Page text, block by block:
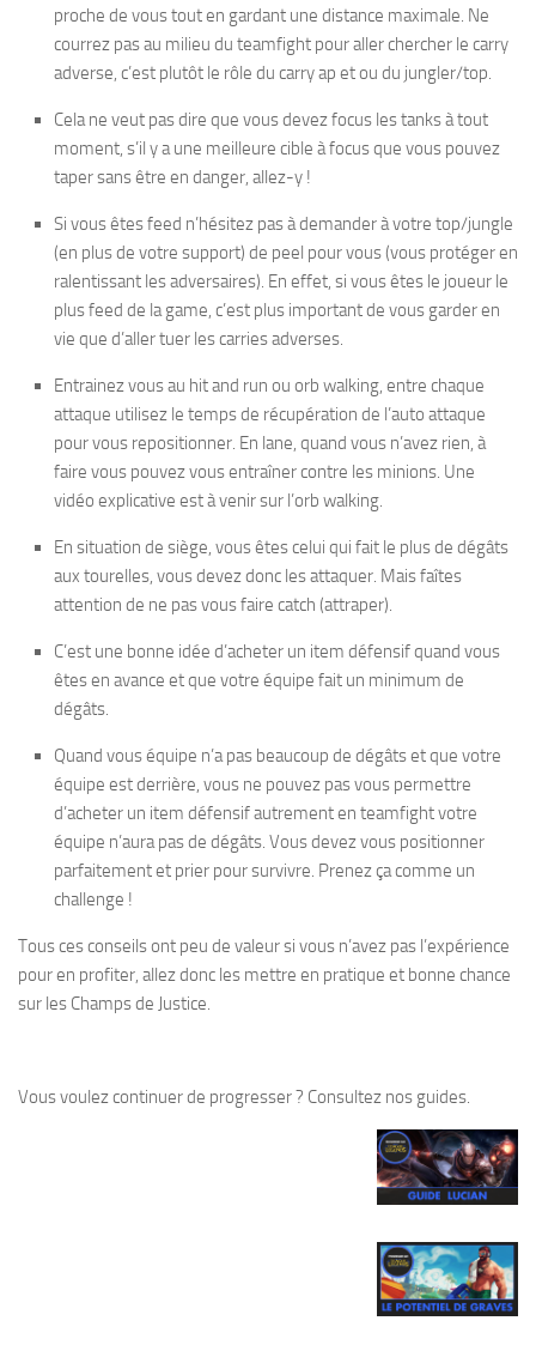
proche de vous tout en gardant une distance maximale. Ne
courrez pas au milieu du teamfight pour aller chercher le carry
adverse, c’est plutôt le rôle du carry ap et ou du jungler/top.
Cela ne veut pas dire que vous devez focus les tanks à tout
moment, s’il y a une meilleure cible à focus que vous pouvez
taper sans être en danger, allez-y !
Si vous êtes feed n’hésitez pas à demander à votre top/jungle
(en plus de votre support) de peel pour vous (vous protéger en
ralentissant les adversaires). En effet, si vous êtes le joueur le
plus feed de la game, c’est plus important de vous garder en
vie que d’aller tuer les carries adverses.
Entrainez vous au hit and run ou orb walking, entre chaque
attaque utilisez le temps de récupération de l’auto attaque
pour vous repositionner. En lane, quand vous n’avez rien, à
faire vous pouvez vous entraîner contre les minions. Une
vidéo explicative est à venir sur l’orb walking.
En situation de siège, vous êtes celui qui fait le plus de dégâts
aux tourelles, vous devez donc les attaquer. Mais faîtes
attention de ne pas vous faire catch (attraper).
C’est une bonne idée d’acheter un item défensif quand vous
êtes en avance et que votre équipe fait un minimum de
dégâts.
Quand vous équipe n’a pas beaucoup de dégâts et que votre
équipe est derrière, vous ne pouvez pas vous permettre
d’acheter un item défensif autrement en teamfight votre
équipe n’aura pas de dégâts. Vous devez vous positionner
parfaitement et prier pour survivre. Prenez ça comme un
challenge !
Tous ces conseils ont peu de valeur si vous n’avez pas l’expérience
pour en profiter, allez donc les mettre en pratique et bonne chance
sur les Champs de Justice.
Vous voulez continuer de progresser ? Consultez nos guides.